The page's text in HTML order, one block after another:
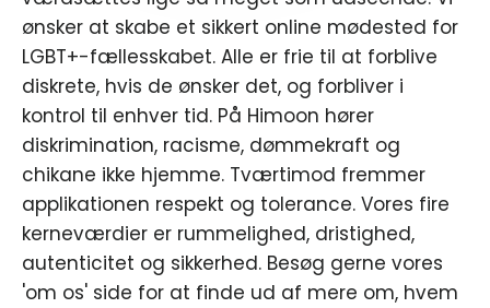
ønsker at skabe et sikkert online mødested for
LGBT+-fællesskabet. Alle er frie til at forblive
diskrete, hvis de ønsker det, og forbliver i
kontrol til enhver tid. På Himoon hører
diskrimination, racisme, dømmekraft og
chikane ikke hjemme. Tværtimod fremmer
applikationen respekt og tolerance. Vores fire
kerneværdier er rummelighed, dristighed,
autenticitet og sikkerhed. Besøg gerne vores
'om os' side for at finde ud af mere om, hvem